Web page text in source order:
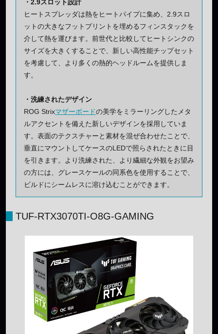
・2.9スロット設計
ヒートスプレッダは熱をヒートパイプに集め、2.9スロ
ットの大きなフットプリントを埋めるフィンスタックを
介して熱を運びます。前世代と比較してヒートシンクの
サイズを大きくすることで、新しい高性能チップセット
を考慮して、より多くの熱的ヘッドルームを提供しま
す。
・洗練されたデザイン
ROG Strixマザーボードの美学をミラーリングしたメタ
ルアクセントを備えた新しいデザインを採用していま
す。表面のテクスチャーと素材を混ぜ合わせたことで、
垂直にマウントしてケースのLEDで照らされたときに目
を引きます。より洗練された、より繊細な外観をお望み
の方には、グレースケールの同系色を使用することで、
ビルドにシームレスに溶け込むことができます。
TUF-RTX3070TI-O8G-GAMING